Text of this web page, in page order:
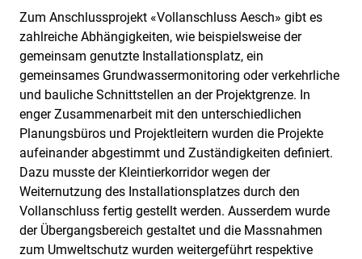
Zum Anschlussprojekt «Vollanschluss Aesch» gibt es
zahlreiche Abhängigkeiten, wie beispielsweise der
gemeinsam genutzte Installationsplatz, ein
gemeinsames Grundwassermonitoring oder verkehrliche
und bauliche Schnittstellen an der Projektgrenze. In
enger Zusammenarbeit mit den unterschiedlichen
Planungsbüros und Projektleitern wurden die Projekte
aufeinander abgestimmt und Zuständigkeiten definiert.
Dazu musste der Kleintierkorridor wegen der
Weiternutzung des Installationsplatzes durch den
Vollanschluss fertig gestellt werden. Ausserdem wurde
der Übergangsbereich gestaltet und die Massnahmen
zum Umweltschutz wurden weitergeführt respektive